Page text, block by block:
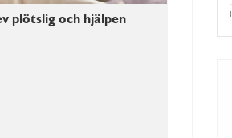
plötslig och hjälpen